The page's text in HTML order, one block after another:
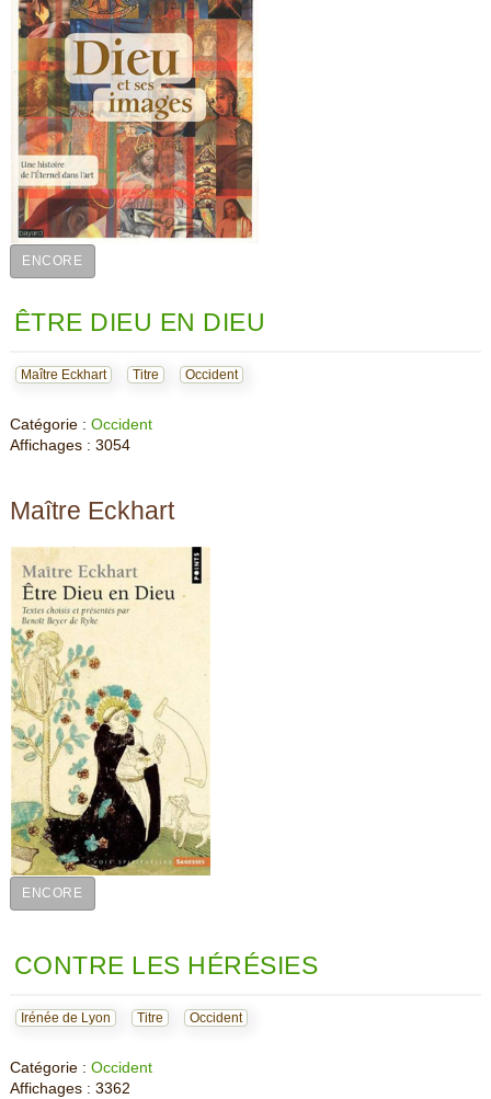
ENCORE
ÊTRE DIEU EN DIEU
Maître Eckhart Titre Occident
Catégorie : Occident
Affichages : 3054
Maître Eckhart
ENCORE
CONTRE LES HÉRÉSIES
Irénée de Lyon Titre Occident
Catégorie : Occident
Affichages : 3362